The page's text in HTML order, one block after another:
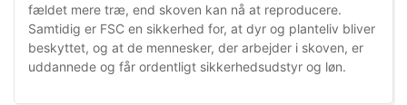
fældet mere træ, end skoven kan nå at reproducere.
Samtidig er FSC en sikkerhed for, at dyr og planteliv bliver
beskyttet, og at de mennesker, der arbejder i skoven, er
uddannede og får ordentligt sikkerhedsudstyr og løn.